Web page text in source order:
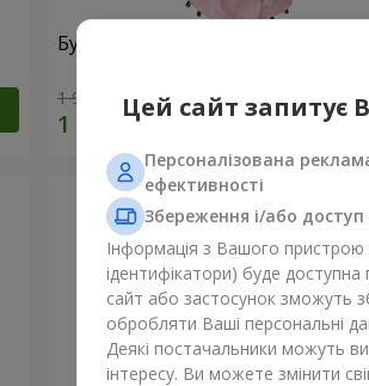
Букет "Ти прекрасна!"
1 999 грнЦей сайт запитує
Персоналізована
ефективності
Збереження і/або
Інформація з Вашого пристрою
ідентифікатори) буде
сайт або застосунок зможуть
обробляти Ваші персональні
Деякі постачальники можуть
інтересу. Ви можете змінити